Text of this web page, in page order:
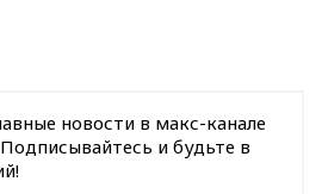
новости в макс-канале
и будьте в